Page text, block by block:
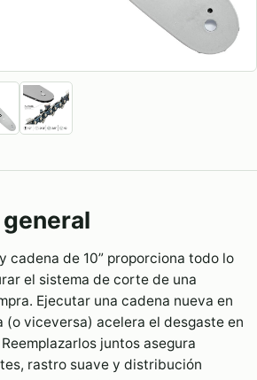
cadena de 10” proporciona todo lo
el sistema de corte de una
Ejecutar una cadena nueva en
(o viceversa) acelera el desgaste en
juntos asegura
rastro suave y distribución